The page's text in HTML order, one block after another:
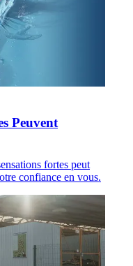
Peuvent
fortes peut
confiance en vous.